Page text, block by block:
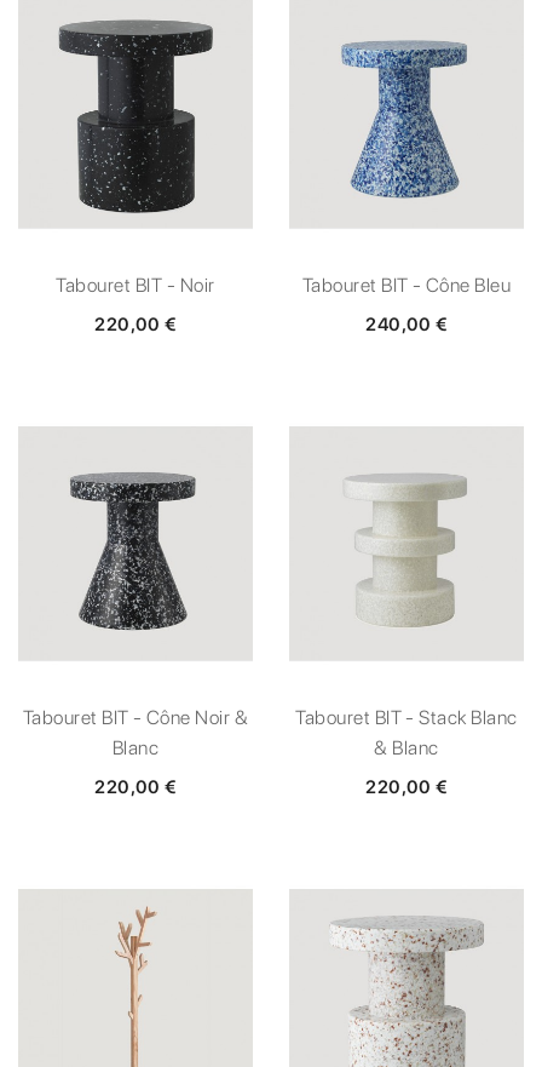
Tabouret BIT - Noir
220,00 €
Tabouret BIT - Cône Bleu
240,00 €
Tabouret BIT - Cône Noir &
Blanc
220,00 €
Tabouret BIT - Stack Blanc
& Blanc
220,00 €